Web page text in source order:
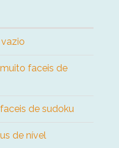
faceis de
de sudoku
de nível